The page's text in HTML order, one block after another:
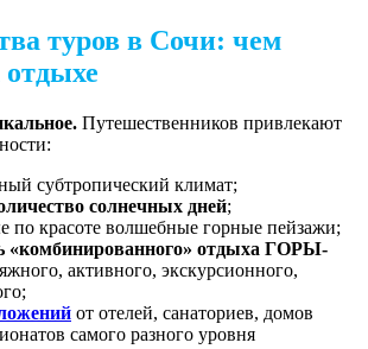
туров в Сочи: чем
отдыхе
Путешественников привлекают
субтропический климат;
солнечных дней;
по красоте волшебные горные пейзажи;
«комбинированного» отдыха ГОРЫ-
активного, экскурсионного,
от отелей, санаториев, домов
самого разного уровня